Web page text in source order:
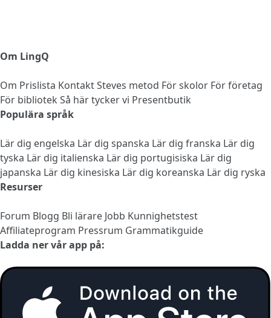
Om LingQ
Om Prislista KontaktSteves metod För skolor För företag
För bibliotek Så här tycker vi Presentbutik
Populära språk
Lär dig engelska Lär dig spanska Lär dig franska Lär dig
tyska Lär dig italienska Lär dig portugisiska Lär dig
japanska Lär dig kinesiska Lär dig koreanska Lär dig ryska
Resurser
Forum Blogg Bli lärare Jobb Kunnighetstest
Affiliateprogram Pressrum Grammatikguide
Ladda ner vår app på: